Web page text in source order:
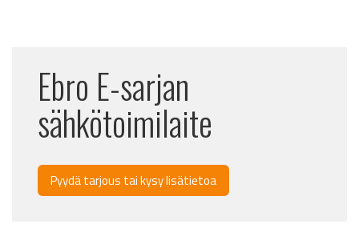
Ebro E-sarjan
sähkötoimilaite
Pyydä tarjous tai kysy lisätietoa